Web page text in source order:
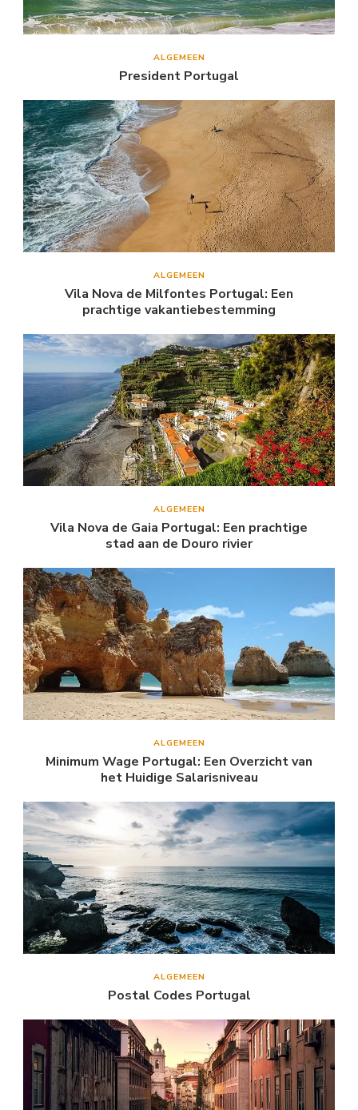
ALGEMEEN
President Portugal
ALGEMEEN
Vila Nova de Milfontes Portugal: Een
prachtige vakantiebestemming
ALGEMEEN
Vila Nova de Gaia Portugal: Een prachtige
stad aan de Douro rivier
ALGEMEEN
Minimum Wage Portugal: Een Overzicht van
het Huidige Salarisniveau
ALGEMEEN
Postal Codes Portugal